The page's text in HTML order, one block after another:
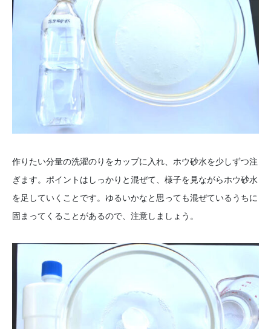
作りたい分量の洗濯のりをカップに入れ、ホウ砂水を少しずつ注
ぎます。ポイントはしっかりと混ぜて、様子を見ながらホウ砂水
を足していくことです。ゆるいかなと思っても混ぜているうちに
固まってくることがあるので、注意しましょう。